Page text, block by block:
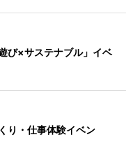
び×サステナブル」イベ
り・仕事体験イベン